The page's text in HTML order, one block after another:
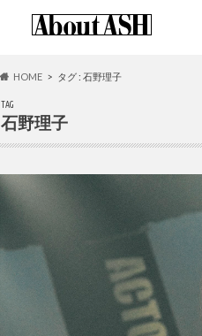
HOME タグ : 石野理子
TAG
石野理子